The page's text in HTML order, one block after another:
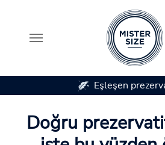
7
Doğru